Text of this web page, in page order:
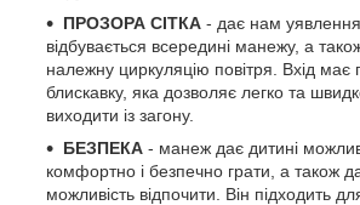
ПРОЗОРА СІТКА - дає нам
відбувається всередині манежу, а
належну циркуляцію повітря. Вхід має
блискавку, яка дозволяє легко та
виходити із загону.
БЕЗПЕКА - манеж дає дитині
комфортно і безпечно грати, а також
можливість відпочити. Він підходить